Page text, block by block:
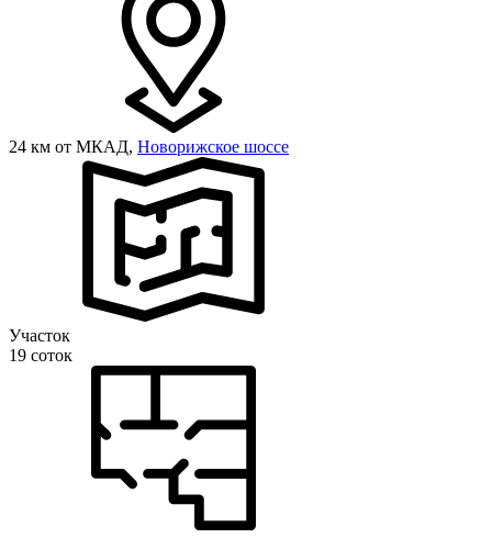
24 км от МКАД, Новорижское шоссе
Участок
19 соток